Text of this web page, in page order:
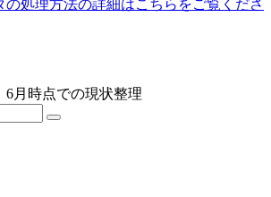
の処理方法の詳細はこちらをご覧くださ
6月時点での現状整理